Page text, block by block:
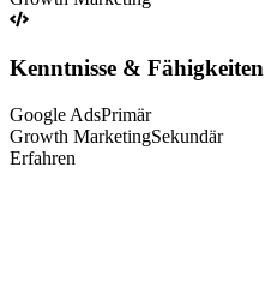
Kenntnisse & Fähigkeiten
Google AdsPrimär
Growth MarketingSekundär
Erfahren